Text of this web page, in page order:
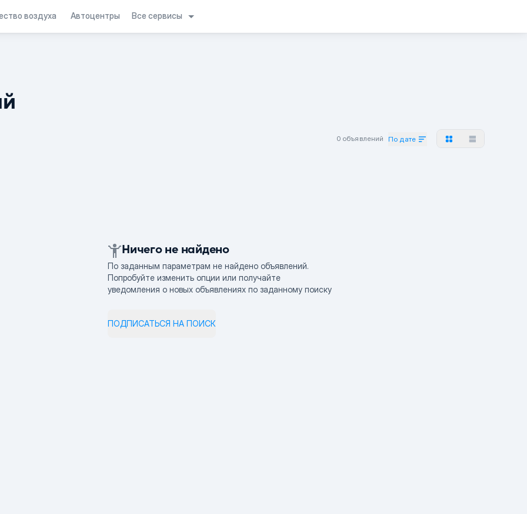
воздуха Автоцентры Все сервисы
0 объявлений По дате
Ничего не найдено
По заданным параметрам не найдено объявлений.
Попробуйте изменить опции или получайте
уведомления о новых объявлениях по заданному поиску
ПОДПИСАТЬСЯ НА ПОИСК